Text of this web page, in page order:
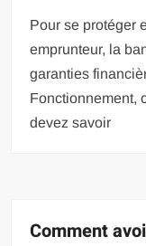
Pour se protéger
emprunteur, la
garanties
Fonctionnement,
devez savoir
Comment